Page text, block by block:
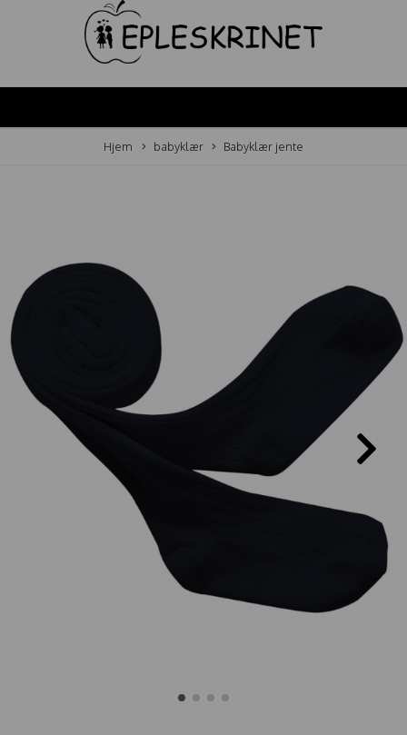
Hjem babyklær Babyklær jente